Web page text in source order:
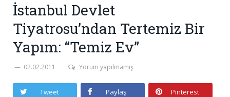
İstanbul Devlet
Tiyatrosu’ndan Tertemiz Bir
Yapım: “Temiz Ev”
02.02.2011 Yorum yapılmamış
Tweet Paylaş Pinterest